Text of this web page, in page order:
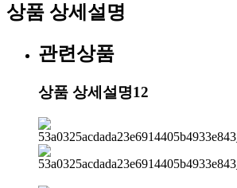
상품 상세설명
관련상품
상품 상세설명12